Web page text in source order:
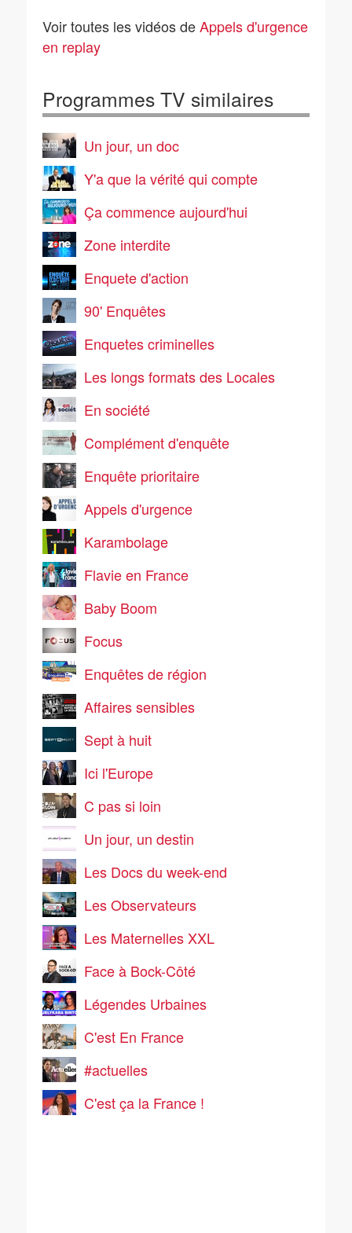
croisés de tous les
dangers
Camargue
Voir toutes les vidéos deAppels d'urgence
en replay
Programmes TV similaires
Un jour, un doc
Y'a que la vérité qui compte
Ça commence aujourd'hui
Zone interdite
Enquete d'action
90' Enquêtes
Enquetes criminelles
Les longs formats des Locales
En société
Complément d'enquête
Enquête prioritaire
Appels d'urgence
Karambolage
Flavie en France
Baby Boom
Focus
Enquêtes de région
Affaires sensibles
Sept à huit
Ici l'Europe
C pas si loin
Un jour, un destin
Les Docs du week-end
Les Observateurs
Les Maternelles XXL
Face à Bock-Côté
Légendes Urbaines
C'est En France
#actuelles
C'est ça la France !